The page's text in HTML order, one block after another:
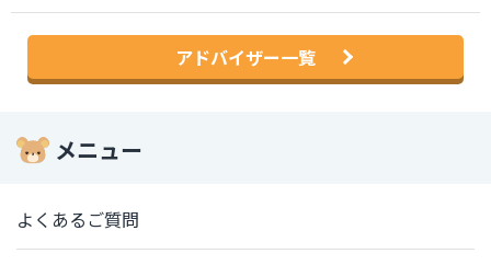
アドバイザー一覧
メニュー
よくあるご質問